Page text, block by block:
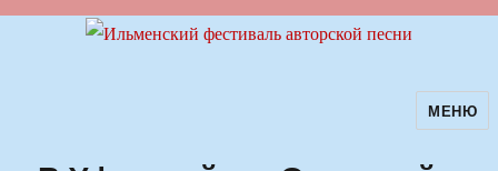
Ильменский фестиваль авторскойМЕНЮ